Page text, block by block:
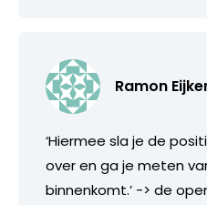
Ramon
‘Hiermee sla je de
over en ga je meten
binnenkomt.’ -> de